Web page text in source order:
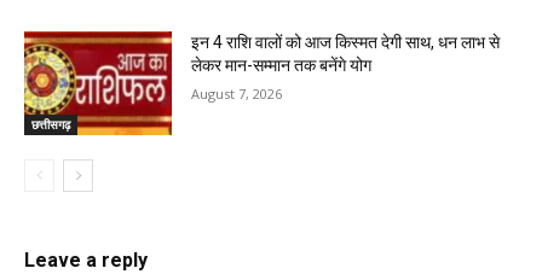
छत्तीसगढ़
इन 4 राशि वालों को आज किस्मत देगी साथ, धन लाभ से
लेकर मान-सम्मान तक बनेंगे योग
August 7, 2026
Leave a reply